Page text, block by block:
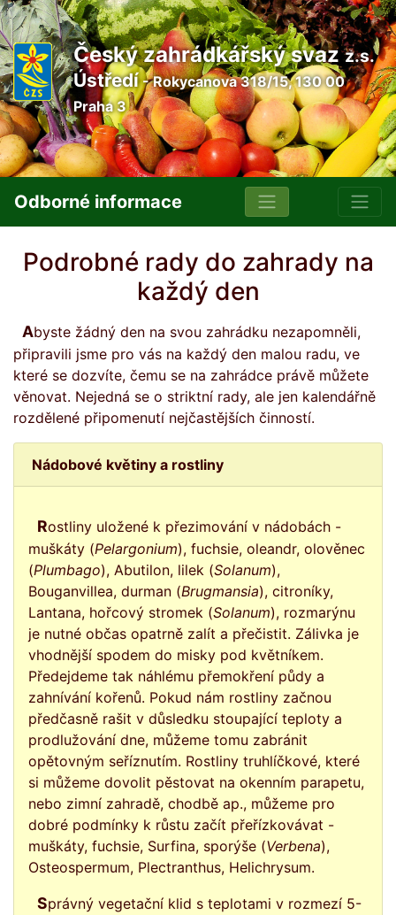
Český zahrádkářský svazz.s.
Ústředí- Rokycanova 318/15, 130 00
Praha 3
Odborné informace
Podrobné rady do zahrady na
každý den
Abyste žádný den na svou zahrádku nezapomněli,
připravili jsme pro vás na každý den malou radu, ve
které se dozvíte, čemu se na zahrádce právě můžete
věnovat. Nejedná se o striktní rady, ale jen kalendářně
rozdělené připomenutí nejčastějších činností.
Nádobové květiny a rostliny
Rostliny uložené k přezimování v nádobách -
muškáty (Pelargonium), fuchsie, oleandr, olověnec
(Plumbago), Abutilon, lilek (Solanum),
Bouganvillea, durman (Brugmansia), citroníky,
Lantana, hořcový stromek (Solanum), rozmarýnu
je nutné občas opatrně zalít a přečistit. Zálivka je
vhodnější spodem do misky pod květníkem.
Předejdeme tak náhlému přemokření půdy a
zahnívání kořenů. Pokud nám rostliny začnou
předčasně rašit v důsledku stoupající teploty a
prodlužování dne, můžeme tomu zabránit
opětovným seříznutím. Rostliny truhlíčkové, které
si můžeme dovolit pěstovat na okenním parapetu,
nebo zimní zahradě, chodbě ap., můžeme pro
dobré podmínky k růstu začít přeřízkovávat -
muškáty, fuchsie, Surfina, sporýše (Verbena),
Osteospermum, Plectranthus, Helichrysum.
Správný vegetační klid s teplotami v rozmezí 5-